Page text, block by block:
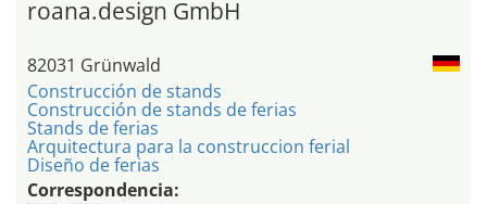
roana.design GmbH
82031 Grünwald
Construcción de stands
Construcción de stands de ferias
Stands de ferias
Arquitectura para la construccion ferial
Diseño de ferias
Correspondencia: